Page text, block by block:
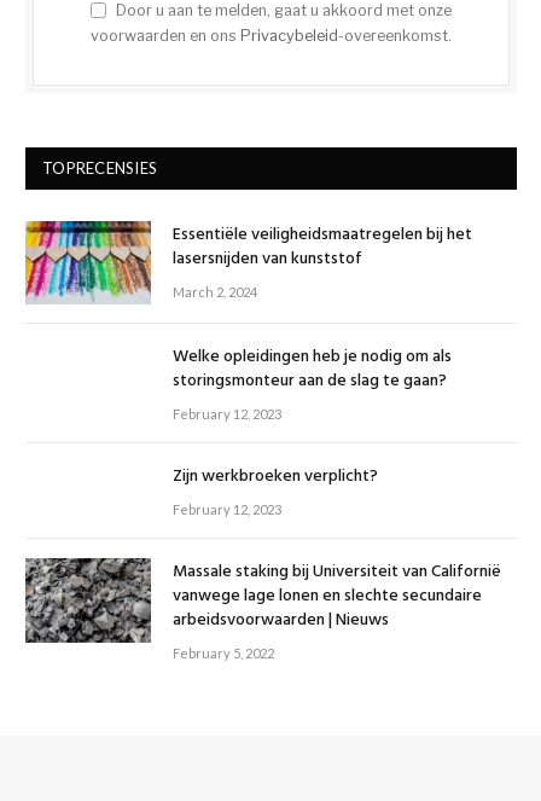
Door u aan te melden, gaat u akkoord met onze
voorwaarden en ons Privacybeleid -overeenkomst.
TOPRECENSIES
Essentiële veiligheidsmaatregelen bij het
lasersnijden van kunststof
March 2, 2024
Welke opleidingen heb je nodig om als
storingsmonteur aan de slag te gaan?
February 12, 2023
Zijn werkbroeken verplicht?
February 12, 2023
Massale staking bij Universiteit van Californië
vanwege lage lonen en slechte secundaire
arbeidsvoorwaarden | Nieuws
February 5, 2022